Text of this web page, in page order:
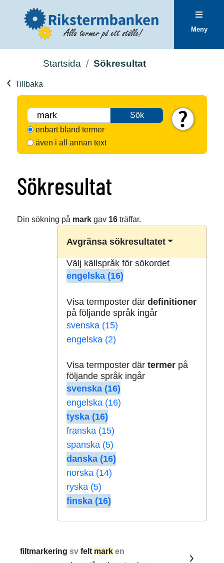
Meny
Startsida Sökresultat
Tillbaka
Sök
enbart bland termer
även i all annan text
Sökresultat
Din sökning på markgav 16träffar.
Avgränsa sökresultatet
Välj källspråk för sökordet
engelska (16)
Visa termposter där definitioner
på följande språk ingår
svenska (15)
engelska (2)
Visa termposter där termerpå
följande språk ingår
svenska (16)
engelska (16)
tyska (16)
franska (15)
spanska (5)
danska (16)
norska (14)
ryska (5)
finska (16)
filtmarkeringsvfelt mark en